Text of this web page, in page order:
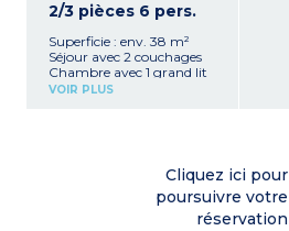
2/3 pièces 6 pers.
Superficie : env. 38 m²
Séjour avec 2 couchages
Chambre avec 1 grand lit
Chambre avec 2 lits
ondes gril, lave-vaisselle)
VOIR PLUS
Cliquez ici pour
poursuivre votre
réservation